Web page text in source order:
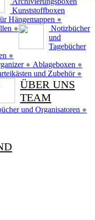
Hängemappen ●
●
●
Kunststoffboxen
● Ablageboxen ●
und Zubehör ●
Notizbücher
und
Tagebücher
und Organisatoren ●
ÜBER UNS
TEAM